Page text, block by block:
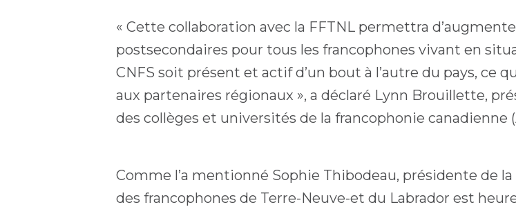
« Cette collaboration avec la FFTNL permettra
postsecondaires pour tous les francophones vivant en
CNFS soit présent et actif d’un bout à l’autre du pays, ce
aux partenaires régionaux », a déclaré Lynn Brouillette,
des collèges et universités de la francophonie canadienne
Comme l’a mentionné Sophie Thibodeau, présidente de
des francophones de Terre-Neuve-et du Labrador est